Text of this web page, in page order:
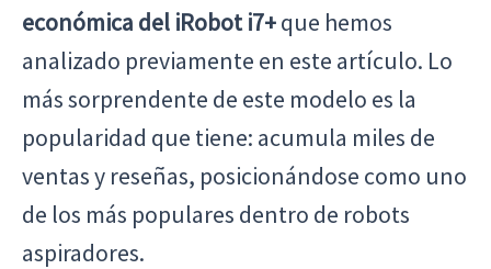
económica del iRobot i7+que hemos
analizado previamente en este artículo. Lo
más sorprendente de este modelo es la
popularidad que tiene: acumula miles de
ventas y reseñas, posicionándose como uno
de los más populares dentro de robots
aspiradores.